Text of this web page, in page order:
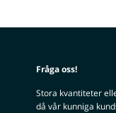
Fråga oss!
Stora kvantiteter
då vår kunniga